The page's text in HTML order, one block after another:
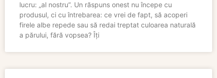
lucru: „al nostru”. Un răspuns onest nu începe cu
produsul, ci cu întrebarea: ce vrei de fapt, să acoperi
firele albe repede sau să redai treptat culoarea naturală
a părului, fără vopsea? Îți